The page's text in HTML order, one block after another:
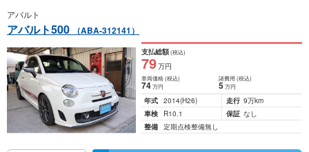
アバルト
アバルト500 （ABA-312141）
支払総額(税込)
79万円
車両価格(税込)
74万円
諸費用 (税込)
5 万円
年式 2014(H26) 走行 9万km
車検
R10.1 保証 なし
整備 定期点検整備無し